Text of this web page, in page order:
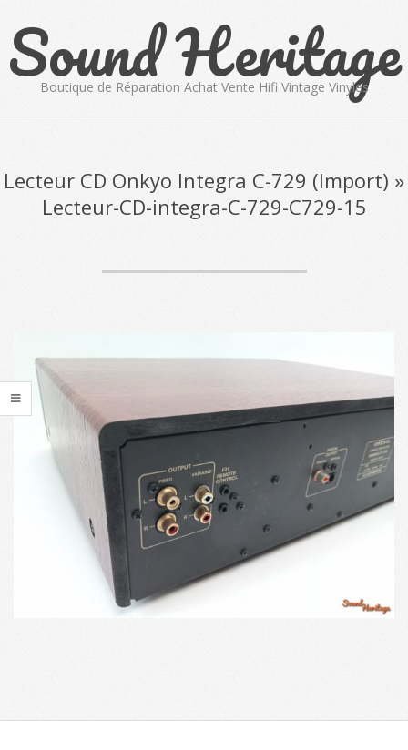
content
Sound Heritage
Boutique de Réparation Achat Vente Hifi Vintage Vinyles
Menu
Lecteur CD Onkyo Integra C-729 (Import) »
Lecteur-CD-integra-C-729-C729-15